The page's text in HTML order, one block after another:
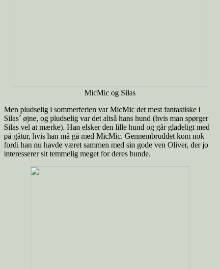
MicMic og Silas
Men pludselig i sommerferien var MicMic det mest fantastiske i
Silas´ øjne, og pludselig var det altså hans hund (hvis man spørger
Silas vel at mærke). Han elsker den lille hund og går gladeligt med
på gåtur, hvis han må gå med MicMic. Gennembruddet kom nok
fordi han nu havde været sammen med sin gode ven Oliver, der jo
interesserer sit temmelig meget for deres hunde.